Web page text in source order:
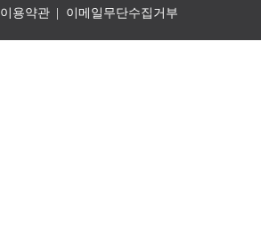
이용약관 이메일무단수집거부